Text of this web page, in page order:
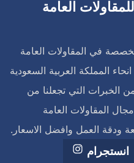
العامة
في المقاولات العامة
المملكة العربية السعودية
العديد من الخبرات التي تجعلنا من
المقاولات العامة
ودقة العمل وافضل الاسعار.
انستجرام